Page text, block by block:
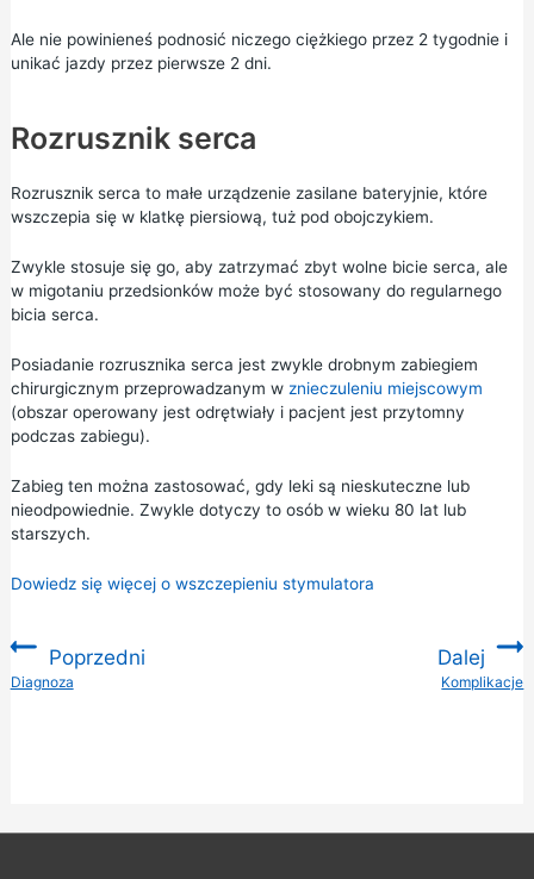
Ale nie powinieneś podnosić niczego ciężkiego przez 2 tygodnie i
unikać jazdy przez pierwsze 2 dni.
Rozrusznik serca
Rozrusznik serca to małe urządzenie zasilane bateryjnie, które
wszczepia się w klatkę piersiową, tuż pod obojczykiem.
Zwykle stosuje się go, aby zatrzymać zbyt wolne bicie serca, ale
w migotaniu przedsionków może być stosowany do regularnego
bicia serca.
Posiadanie rozrusznika serca jest zwykle drobnym zabiegiem
chirurgicznym przeprowadzanym w znieczuleniu miejscowym
(obszar operowany jest odrętwiały i pacjent jest przytomny
podczas zabiegu).
Zabieg ten można zastosować, gdy leki są nieskuteczne lub
nieodpowiednie. Zwykle dotyczy to osób w wieku 80 lat lub
starszych.
Dowiedz się więcej o wszczepieniu stymulatora
Poprzedni
:Diagnoza
Dalej
Komplikacje